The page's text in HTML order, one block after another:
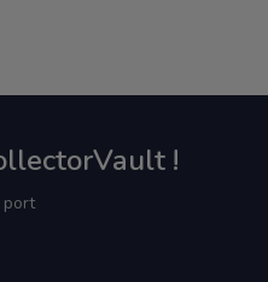
!
port